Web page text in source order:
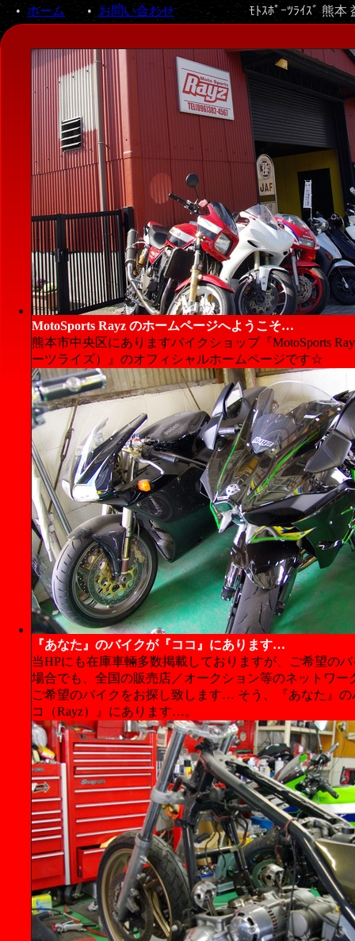
• ホーム • お問い合わせ ﾓﾄｽﾎﾟｰﾂﾗｲｽﾞ 熊本
MotoSports Rayz のホームページへようこそ…
熊本市中央区にありますバイクショップ『MotoSports
ーツライズ）』のオフィシャルホームページです☆
『あなた』のバイクが『ココ』にあります…
当HPにも在庫車輛多数掲載しておりますが、ご希望の
場合でも、全国の販売店／オークション等のネットワー
ご希望のバイクをお探し致します… そう、『あなた』の
コ（Rayz）』にあります…。